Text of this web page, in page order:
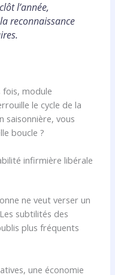
l’année,
reconnaissance
fois, module
le cycle de la
saisonnière, vous
boucle ?
infirmière libérale
ne veut verser un
subtilités des
plus fréquents
une économie